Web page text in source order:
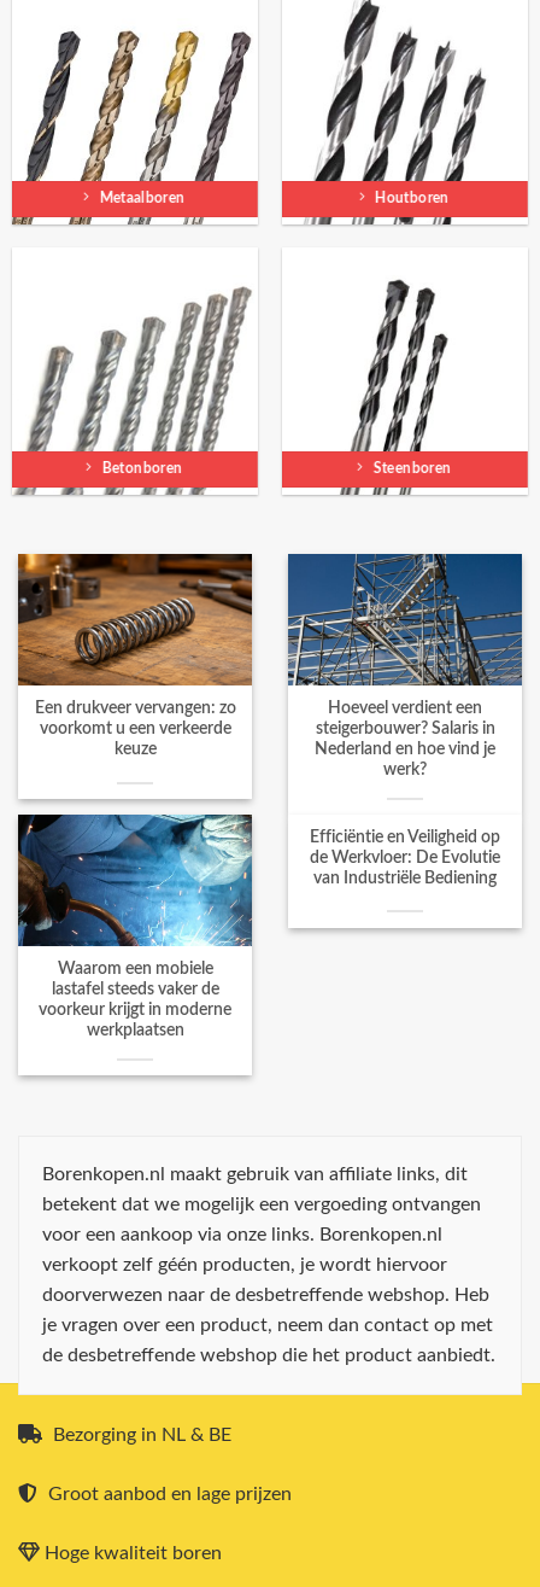
Metaalboren Houtboren
Betonboren Steenboren
Een drukveer vervangen: zo
voorkomt u een verkeerde
keuze
Hoeveel verdient een
steigerbouwer? Salaris in
Nederland en hoe vind je
werk?
Waarom een mobiele
lastafel steeds vaker de
voorkeur krijgt in moderne
werkplaatsen
Efficiëntie en Veiligheid op
de Werkvloer: De Evolutie
van Industriële Bediening
Borenkopen.nl maakt gebruik van affiliate links, dit
betekent dat we mogelijk een vergoeding ontvangen
voor een aankoop via onze links. Borenkopen.nl
verkoopt zelf géén producten, je wordt hiervoor
doorverwezen naar de desbetreffende webshop. Heb
je vragen over een product, neem dan contact op met
de desbetreffende webshop die het product aanbiedt.
Bezorging in NL & BE
Groot aanbod en lage prijzen
Hoge kwaliteit boren